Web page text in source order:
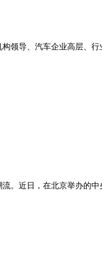
领导、汽车企业高层、行
。近日，在北京举办的中